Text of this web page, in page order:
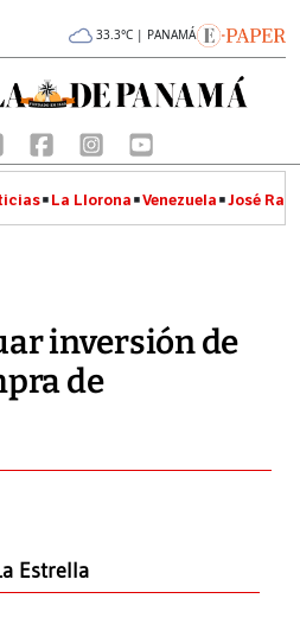
33.3°C | PANAMÁ
La Llorona Venezuela José
inversión de
de
Estrella